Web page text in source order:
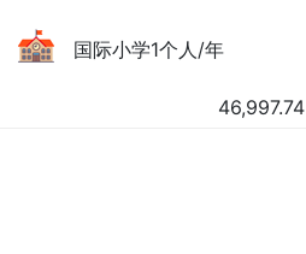
国际小学1个人/年
46,997.74